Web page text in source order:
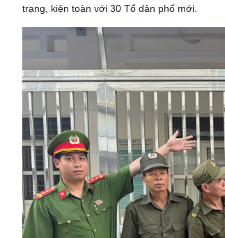
trạng, kiện toàn với 30 Tổ dân phố mới.